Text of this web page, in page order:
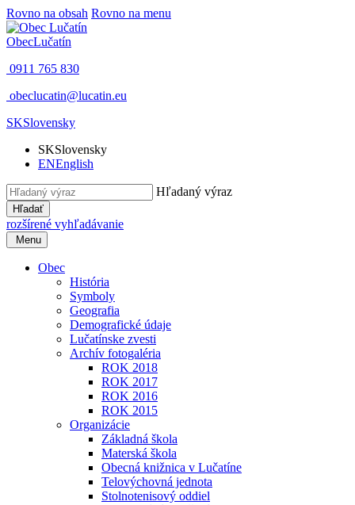
Rovno na obsah Rovno na menu
ObecLučatín
0911 765 830
obeclucatin@lucatin.eu
SKSlovensky
SKSlovensky
ENEnglish
Hľadaný výraz
Hľadať
rozšírené vyhľadávanie
Menu
Obec
História
Symboly
Geografia
Demografické údaje
Lučatínske zvesti
Archív fotogaléria
ROK 2018
ROK 2017
ROK 2016
ROK 2015
Organizácie
Základná škola
Materská škola
Obecná knižnica v Lučatíne
Telovýchovná jednota
Stolnotenisový oddiel